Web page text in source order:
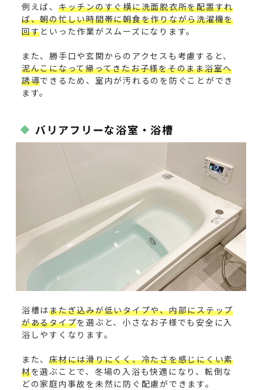
例えば、 キッチンのすぐ横に洗面脱衣所を配置すれ
ば、朝の忙しい時間帯に朝食を作りながら洗濯機を
回すといった作業がスムーズになります。
また、勝手口や玄関からのアクセスも考慮すると、
泥んこになって帰ってきたお子様をそのまま浴室へ
誘導できるため、室内が汚れるのを防ぐことができ
ます。
バリアフリーな浴室・浴槽
浴槽はまたぎ込みが低いタイプや、内部にステップ
があるタイプを選ぶと、小さなお子様でも安全に入
浴しやすくなります。
また、床材には滑りにくく、冷たさを感じにくい素
材を選ぶことで、冬場の入浴も快適になり、転倒な
どの家庭内事故を未然に防ぐ配慮ができます。